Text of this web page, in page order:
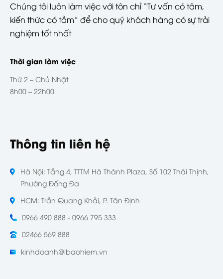
Chúng tôi luôn làm việc với tôn chỉ “Tư vấn có tâm,
kiến thức có tầm” để cho quý khách hàng có sự trải
nghiệm tốt nhất
Thời gian làm việc
Thứ 2 – Chủ Nhật
8h00 – 22h00
Thông tin liên hệ
Hà Nội: Tầng 4, TTTM Hà Thành Plaza, Số 102 Thái Thịnh,
Phường Đống Đa
HCM: Trần Quang Khải, P. Tân Định
0966 490 888 - 0966 795 333
02466 569 888
kinhdoanh@ibaohiem.vn